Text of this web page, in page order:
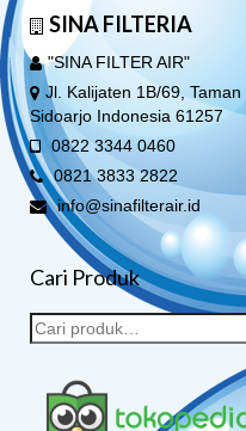
SINA FILTERIA
"SINA FILTER AIR"
Jl. Kalijaten 1B/69, Taman
Sidoarjo Indonesia 61257
0822 3344 0460
0821 3833 2822
info@sinafilterair.id
Cari Produk